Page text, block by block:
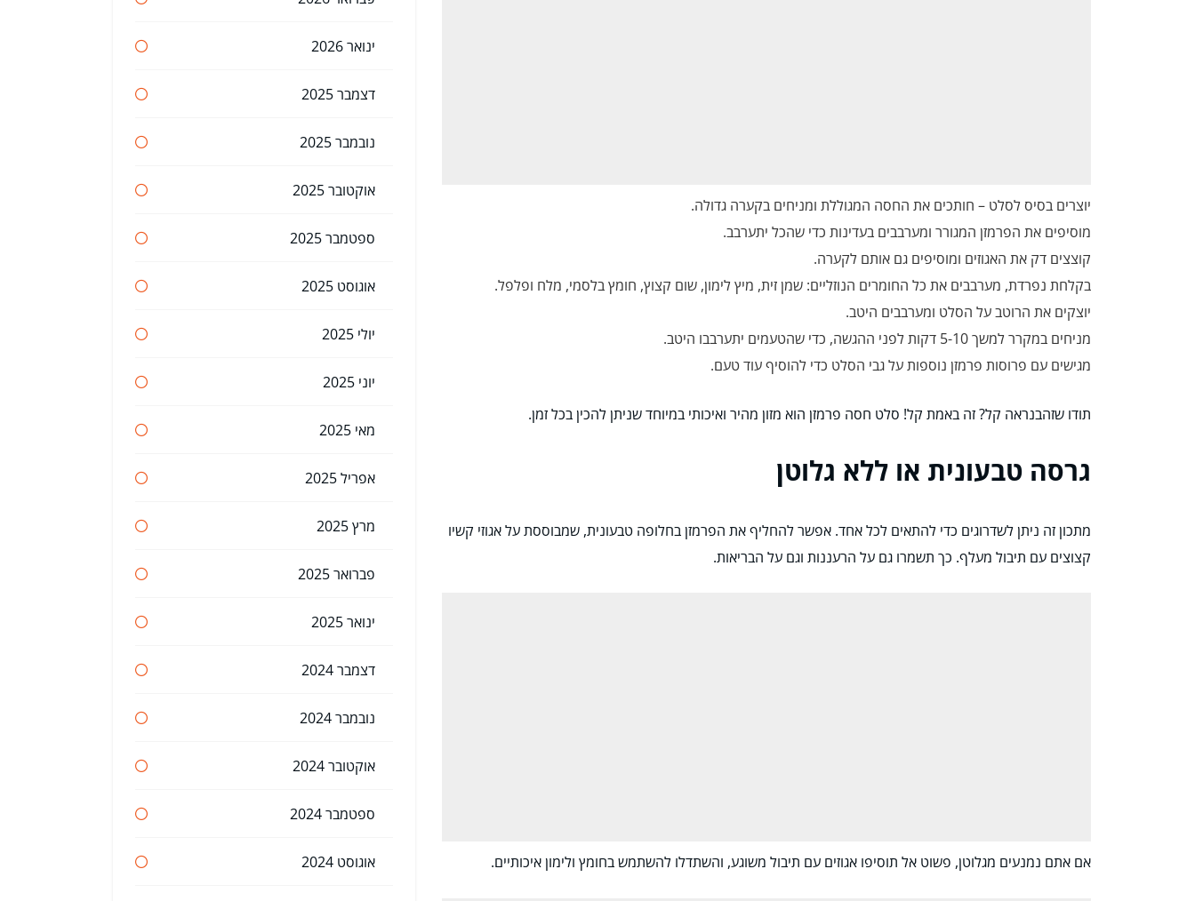
יוצרים בסיס לסלט – חותכים את החסה המגוללת ומניחים בקערה גדולה.
מוסיפים את הפרמזן המגורר ומערבבים בעדינות כדי שהכל יתערבב.
קוצצים דק את האגוזים ומוסיפים גם אותם לקערה.
בקלחת נפרדת, מערבבים את כל החומרים הנוזליים: שמן זית, מיץ לימון, שום קצוץ, חומץ בלסמי, מלח ופלפל.
יוצקים את הרוטב על הסלט ומערבבים היטב.
מניחים במקרר למשך 5-10 דקות לפני ההגשה, כדי שהטעמים יתערבבו היטב.
מגישים עם פרוסות פרמזן נוספות על גבי הסלט כדי להוסיף עוד טעם.
תודו שזהבנראה קל? זה באמת קל! סלט חסה פרמזן הוא מזון מהיר ואיכותי במיוחד שניתן להכין בכל זמן.
גרסה טבעונית או ללא גלוטן
מתכון זה ניתן לשדרוגים כדי להתאים לכל אחד. אפשר להחליף את הפרמזן בחלופה טבעונית, שמבוססת על אגוזי קשיו
קצוצים עם תיבול מעלף. כך תשמרו גם על הרעננות וגם על הבריאות.
אם אתם נמנעים מגלוטן, פשוט אל תוסיפו אגוזים עם תיבול משוגע, והשתדלו להשתמש בחומץ ולימון איכותיים.
ינואר 2026
דצמבר 2025
נובמבר 2025
אוקטובר 2025
ספטמבר 2025
אוגוסט 2025
יולי 2025
יוני 2025
מאי 2025
אפריל 2025
מרץ 2025
פברואר 2025
ינואר 2025
דצמבר 2024
נובמבר 2024
אוקטובר 2024
ספטמבר 2024
אוגוסט 2024